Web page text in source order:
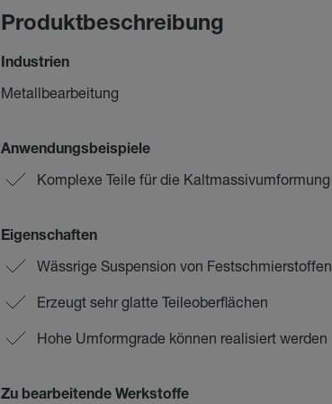
Produktbeschreibung
Industrien
Metallbearbeitung
Anwendungsbeispiele
Komplexe Teile für die Kaltmassivumformung
Eigenschaften
Wässrige Suspension von Festschmierstoffen
Erzeugt sehr glatte Teileoberflächen
Hohe Umformgrade können realisiert werden
Zu bearbeitende Werkstoffe